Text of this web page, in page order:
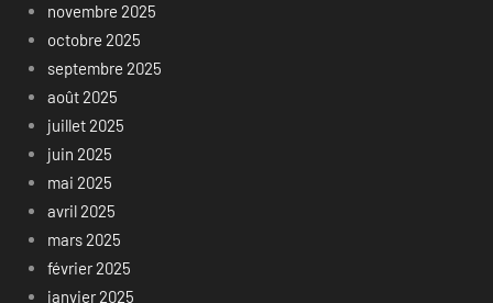
novembre 2025
octobre 2025
septembre 2025
août 2025
juillet 2025
juin 2025
mai 2025
avril 2025
mars 2025
février 2025
janvier 2025